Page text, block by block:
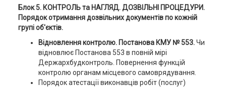
Блок 5. КОНТРОЛЬ та НАГЛЯД. ДОЗВІЛЬНІ ПРОЦЕДУРИ.
Порядок отримання дозвільних документів по кожній
групі об'єктів.
Відновлення контролю. Постанова КМУ № 553.Чи
відновлює Постанова 553 в повній мірі
Держархбудконтроль. Повернення функцій
контролю органам місцевого самоврядування.
Порядок атестації виконавців робіт (послуг)